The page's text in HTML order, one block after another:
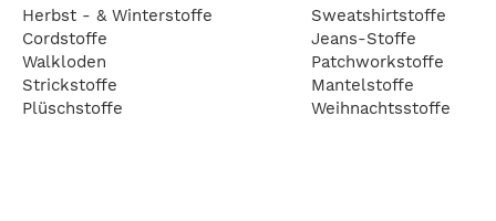
Herbst - & Winterstoffe
Cordstoffe
Walkloden
Strickstoffe
Plüschstoffe
Sweatshirtstoffe
Jeans-Stoffe
Patchworkstoffe
Mantelstoffe
Weihnachtsstoffe